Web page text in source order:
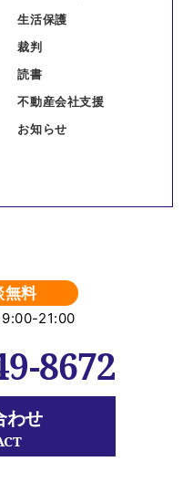
生活保護
裁判
読書
不動産会社支援
お知らせ
無料
9:00-21:00
8672
わせ